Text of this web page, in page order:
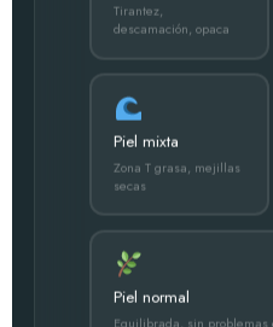
Tirantez,
descamación, opaca
Piel mixta
Zona T grasa, mejillas
secas
Piel normal